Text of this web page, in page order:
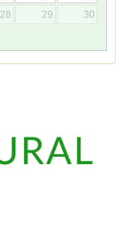
28 29
30